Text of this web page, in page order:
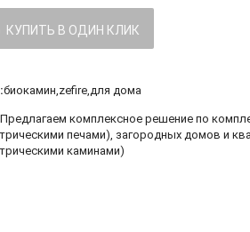
КУПИТЬ В ОДИН КЛИК
биокамин,zefire,для дома
Предлагаем комплексное решение по
печами), загородных домов и
каминами)